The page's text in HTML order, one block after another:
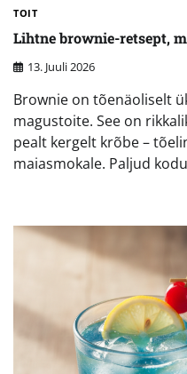
TOIT
Lihtne brownie-retsept,
13. Juuli 2026
Brownie on tõenäoliselt
magustoite. See on
pealt kergelt krõbe –
maiasmokale. Paljud